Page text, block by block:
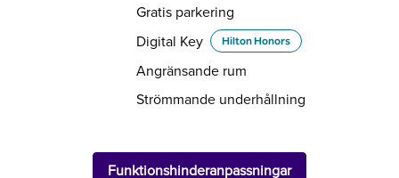
Gratis parkering
Digital Key
Hilton Honors
Angränsande rum
Strömmande underhållning
Funktionshinderanpassningar